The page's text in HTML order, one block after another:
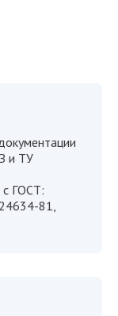
и ТУ
с ГОСТ:
81,